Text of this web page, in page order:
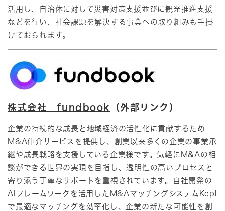
活用し、自治体に対して災害対策支援並びに観光推進支援
などを行い、社会課題を解決する事業への取り組みも手掛
けておられます。​
株式会社 fundbook （外部リンク）
企業の持続的な成長と地域経済の活性化に貢献するため
M&A仲介サービスを提供し、創業以来多くの企業の事業承
継や成長戦略を支援している企業様です。気軽にM&Aの相
談ができる世界の実現を目指し、透明性の高いプロセスと
寄り添う丁寧なサポートを重視されています。自社開発の
AIフレームワークを活用したM&AマッチングシステムKepl
で最適なマッチングを効率化し、企業の新たな可能性を創